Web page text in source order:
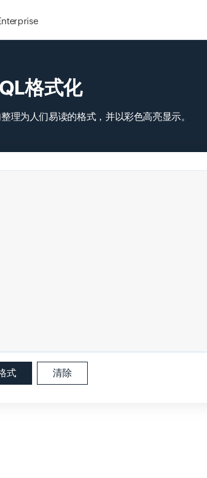
格式化
理为人们易读的格式，并以彩色高亮显示。
式 清除